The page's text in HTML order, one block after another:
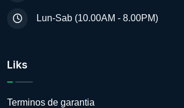
Lun-Sab (10.00AM - 8.00PM)
Liks
Terminos de garantia